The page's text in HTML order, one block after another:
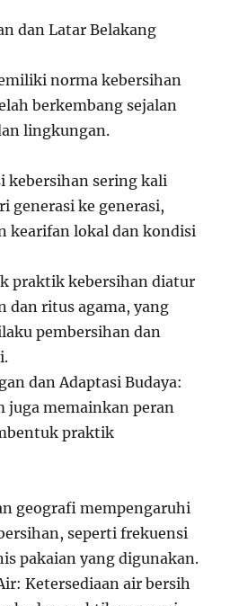
dan Latar Belakang
norma kebersihan
berkembang sejalan
lingkungan.
kebersihan sering kali
generasi ke generasi,
kearifan lokal dan kondisi
praktik kebersihan diatur
dan ritus agama, yang
pembersihan dan
dan Adaptasi Budaya:
juga memainkan peran
praktik
geografi mempengaruhi
seperti frekuensi
pakaian yang digunakan.
Ketersediaan air bersih